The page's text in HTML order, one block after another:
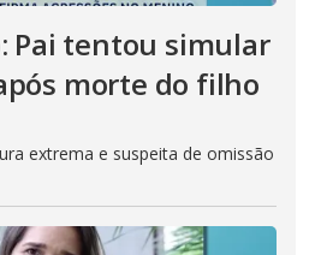
Pai tentou simular
morte do filho
extrema e suspeita de omissão